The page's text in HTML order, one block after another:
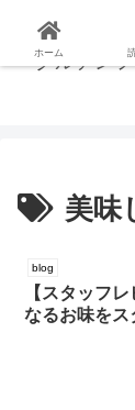
美味
blog
【スタッフ
なるお味をス
ホーム